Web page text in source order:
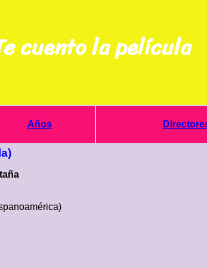
cuento la película
Años